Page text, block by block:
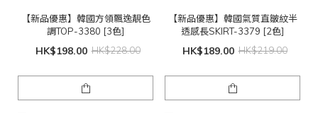
【新品優惠】韓國方領飄逸靚色
調TOP-3380 [3色]
HK$198.00 HK$228.00
【新品優惠】韓國氣質直皺紋半
透感長SKIRT-3379 [2色]
HK$189.00 HK$219.00